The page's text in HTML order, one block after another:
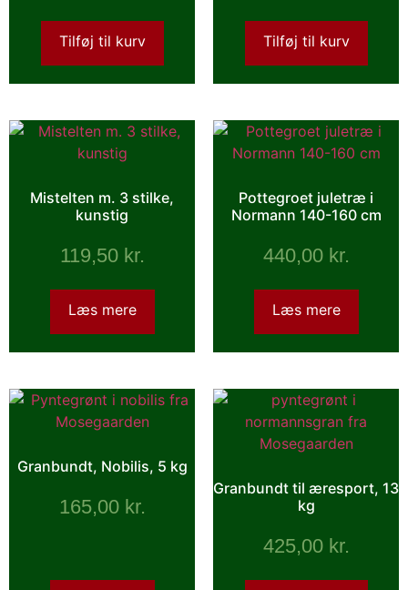
Tilføj til kurv Tilføj til kurv
Mistelten m. 3 stilke,
kunstig
119,50 kr.
Læs mere
Pottegroet juletræ i
Normann 140-160 cm
440,00 kr.
Læs mere
Granbundt, Nobilis, 5 kg
165,00 kr.
Granbundt til æresport, 13
kg
425,00 kr.